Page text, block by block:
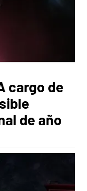
cargo de
de año